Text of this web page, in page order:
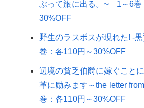
ぶって旅に出る。~ 1～6巻
30%OFF
野生のラスボスが現れた! -
巻：各110円～30%OFF
辺境の貧乏伯爵に嫁ぐこと
革に励みます～the letter
巻：各110円～30%OFF